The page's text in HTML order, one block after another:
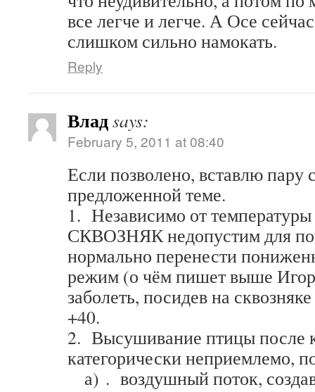
все легче и легче. А Осе
слишком сильно намокать.
Reply
Владsays:
February 5, 2011 at 08:40
Если позволено, вставлю пару
предложенной теме.
1. Независимо от
СКВОЗНЯК недопустим для
нормально перенести
режим (о чём пишет выше
заболеть, посидев на
+40.
2. Высушивание птицы после
категорически неприемлемо,
а) . воздушный поток,